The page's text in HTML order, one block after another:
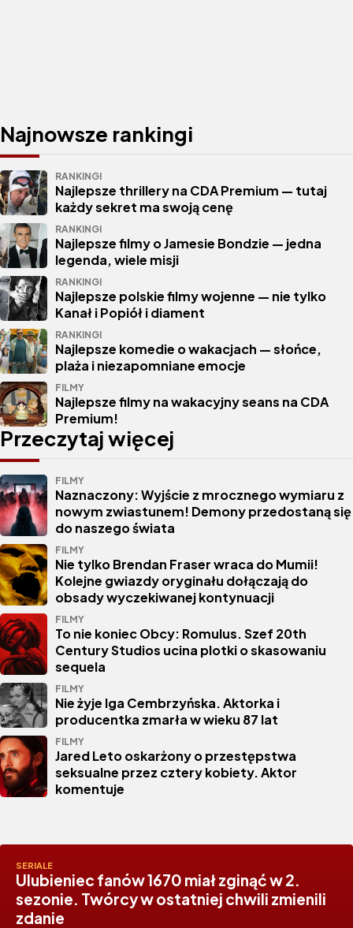
Najnowsze rankingi
RANKINGI
Najlepsze thrillery na CDA Premium — tutaj
każdy sekret ma swoją cenę
RANKINGI
Najlepsze filmy o Jamesie Bondzie — jedna
legenda, wiele misji
RANKINGI
Najlepsze polskie filmy wojenne — nie tylko
Kanał i Popiół i diament
RANKINGI
Najlepsze komedie o wakacjach — słońce,
plaża i niezapomniane emocje
FILMY
Najlepsze filmy na wakacyjny seans na CDA
Premium!
Przeczytaj więcej
FILMY
Naznaczony: Wyjście z mrocznego wymiaru z
nowym zwiastunem! Demony przedostaną się
do naszego świata
FILMY
Nie tylko Brendan Fraser wraca do Mumii!
Kolejne gwiazdy oryginału dołączają do
obsady wyczekiwanej kontynuacji
FILMY
To nie koniec Obcy: Romulus. Szef 20th
Century Studios ucina plotki o skasowaniu
sequela
FILMY
Nie żyje Iga Cembrzyńska. Aktorka i
producentka zmarła w wieku 87 lat
FILMY
Jared Leto oskarżony o przestępstwa
seksualne przez cztery kobiety. Aktor
komentuje
SERIALE
Ulubieniec fanów 1670 miał zginąć w 2.
sezonie. Twórcy w ostatniej chwili zmienili
zdanie